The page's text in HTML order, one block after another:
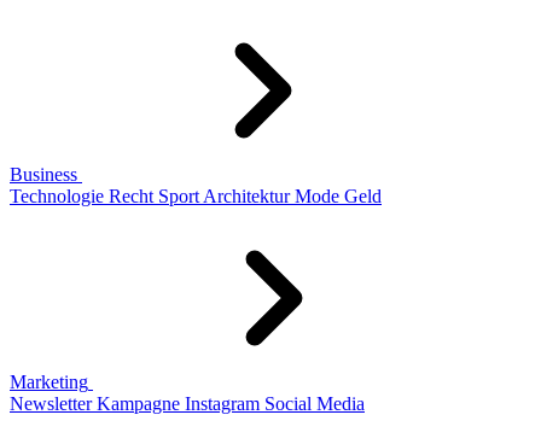
Business
Technologie Recht Sport Architektur Mode Geld
Marketing
Newsletter Kampagne Instagram Social Media